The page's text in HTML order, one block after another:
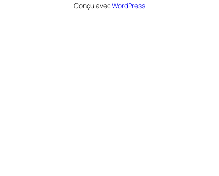
Conçu avecWordPress